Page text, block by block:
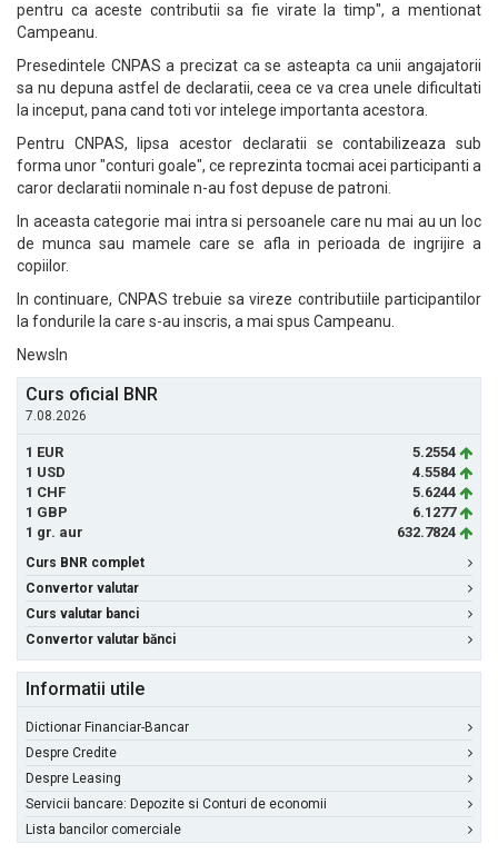
pentru ca aceste contributii sa fie virate la timp", a mentionat
Campeanu.
Presedintele CNPAS a precizat ca se asteapta ca unii angajatorii
sa nu depuna astfel de declaratii, ceea ce va crea unele dificultati
la inceput, pana cand toti vor intelege importanta acestora.
Pentru CNPAS, lipsa acestor declaratii se contabilizeaza sub
forma unor "conturi goale", ce reprezinta tocmai acei participanti a
caror declaratii nominale n-au fost depuse de patroni.
In aceasta categorie mai intra si persoanele care nu mai au un loc
de munca sau mamele care se afla in perioada de ingrijire a
copiilor.
In continuare, CNPAS trebuie sa vireze contributiile participantilor
la fondurile la care s-au inscris, a mai spus Campeanu.
NewsIn
Curs oficial BNR
7.08.2026
1 EUR
5.2554
1 USD
4.5584
1 CHF
5.6244
1 GBP
6.1277
1 gr. aur
632.7824
Curs BNR complet
Convertor valutar
Curs valutar banci
Convertor valutar bănci
Informatii utile
Dictionar Financiar-Bancar
Despre Credite
Despre Leasing
Servicii bancare: Depozite si Conturi de economii
Lista bancilor comerciale